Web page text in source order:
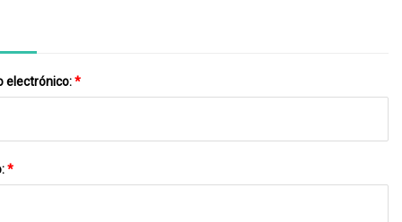
electrónico:*
*